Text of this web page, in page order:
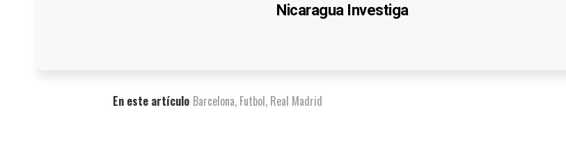
Nicaragua Investiga
En este artículo Barcelona, Futbol, Real Madrid